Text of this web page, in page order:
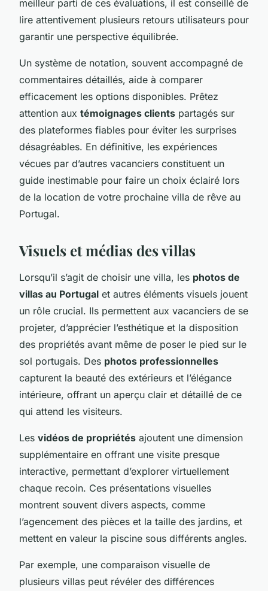
meilleur parti de ces évaluations, il est conseillé de
lire attentivement plusieurs retours utilisateurs pour
garantir une perspective équilibrée.
Un système de notation, souvent accompagné de
commentaires détaillés, aide à comparer
efficacement les options disponibles. Prêtez
attention aux témoignages clients partagés sur
des plateformes fiables pour éviter les surprises
désagréables. En définitive, les expériences
vécues par d’autres vacanciers constituent un
guide inestimable pour faire un choix éclairé lors
de la location de votre prochaine villa de rêve au
Portugal.
Visuels et médias des villas
Lorsqu’il s’agit de choisir une villa, les photos de
villas au Portugal et autres éléments visuels jouent
un rôle crucial. Ils permettent aux vacanciers de se
projeter, d’apprécier l’esthétique et la disposition
des propriétés avant même de poser le pied sur le
sol portugais. Des photos professionnelles
capturent la beauté des extérieurs et l’élégance
intérieure, offrant un aperçu clair et détaillé de ce
qui attend les visiteurs.
Les vidéos de propriétés ajoutent une dimension
supplémentaire en offrant une visite presque
interactive, permettant d’explorer virtuellement
chaque recoin. Ces présentations visuelles
montrent souvent divers aspects, comme
l’agencement des pièces et la taille des jardins, et
mettent en valeur la piscine sous différents angles.
Par exemple, une comparaison visuelle de
plusieurs villas peut révéler des différences